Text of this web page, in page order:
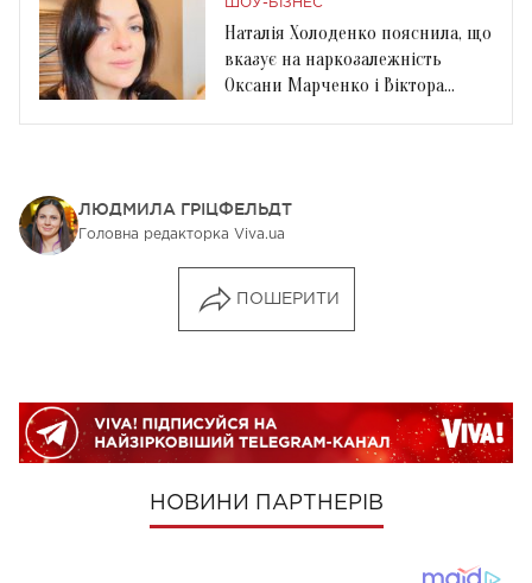
ШОУ-БІЗНЕС
Наталія Холоденко пояснила, що
вказує на наркозалежність
Оксани Марченко і Віктора
ЛЮДМИЛА ГРІЦФЕЛЬДТ
Головна редакторка Viva.ua
ПОШЕРИТИ
НОВИНИ ПАРТНЕРІВ